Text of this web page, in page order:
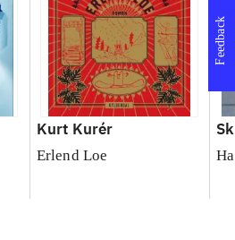
Kurt Kurér
Erlend Loe
Feedback